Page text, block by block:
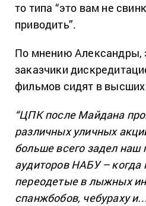
то типа “это вам не
приводить”.
По мнению Александры,
заказчики
фильмов сидят в высших
“ЦПК после Майдана
различных уличных
больше всего задел наш
аудиторов НАБУ –
переодетые в лыжных
спанжбобов, чебураху